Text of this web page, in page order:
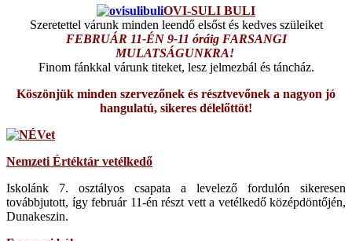
OVI-SULI BULI
Szeretettel várunk minden leendő elsőst és kedves szüleiket
FEBRUÁR 11-ÉN 9-11 óráig FARSANGI
MULATSÁGUNKRA!
Finom fánkkal várunk titeket, lesz jelmezbál és táncház.
Köszönjük minden szervezőnek és résztvevőnek a nagyon jó
hangulatú, sikeres délelőttöt!
Nemzeti Értéktár vetélkedő
Iskolánk 7. osztályos csapata a levelező fordulón sikeresen
továbbjutott, így február 11-én részt vett a vetélkedő középdöntőjén,
Dunakeszin.